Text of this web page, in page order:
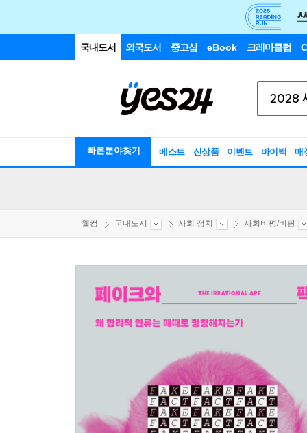
국내도서 외국도서 중고샵 eBook 크레마클럽
빠른분야찾기 베스트 신상품 이벤트 바이백 매
웰컴 국내도서 사회 정치 사회비평/비판